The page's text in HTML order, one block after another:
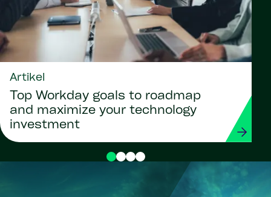
Artikel
Top Workday goals to roadmap
and maximize your technology
investment